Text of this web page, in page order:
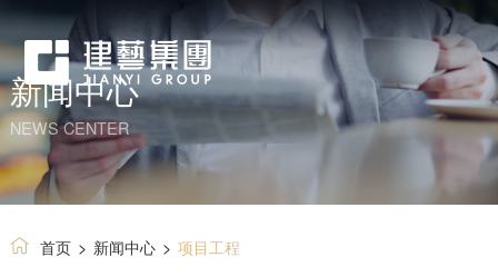
新闻中心
NEWS CENTER
首页 > 新闻中心 > 项目工程